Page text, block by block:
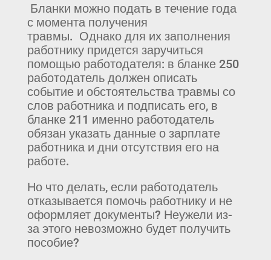
Бланки можно подать в течение года
с момента получения
травмы. Однако для их заполнения
работнику придется заручиться
помощью работодателя: в бланке 250
работодатель должен описать
событие и обстоятельства травмы со
слов работника и подписать его, в
бланке 211 именно работодатель
обязан указать данные о зарплате
работника и дни отсутствия его на
работе.
Но что делать, если работодатель
отказывается помочь работнику и не
оформляет документы? Неужели из-
за этого невозможно будет получить
пособие?